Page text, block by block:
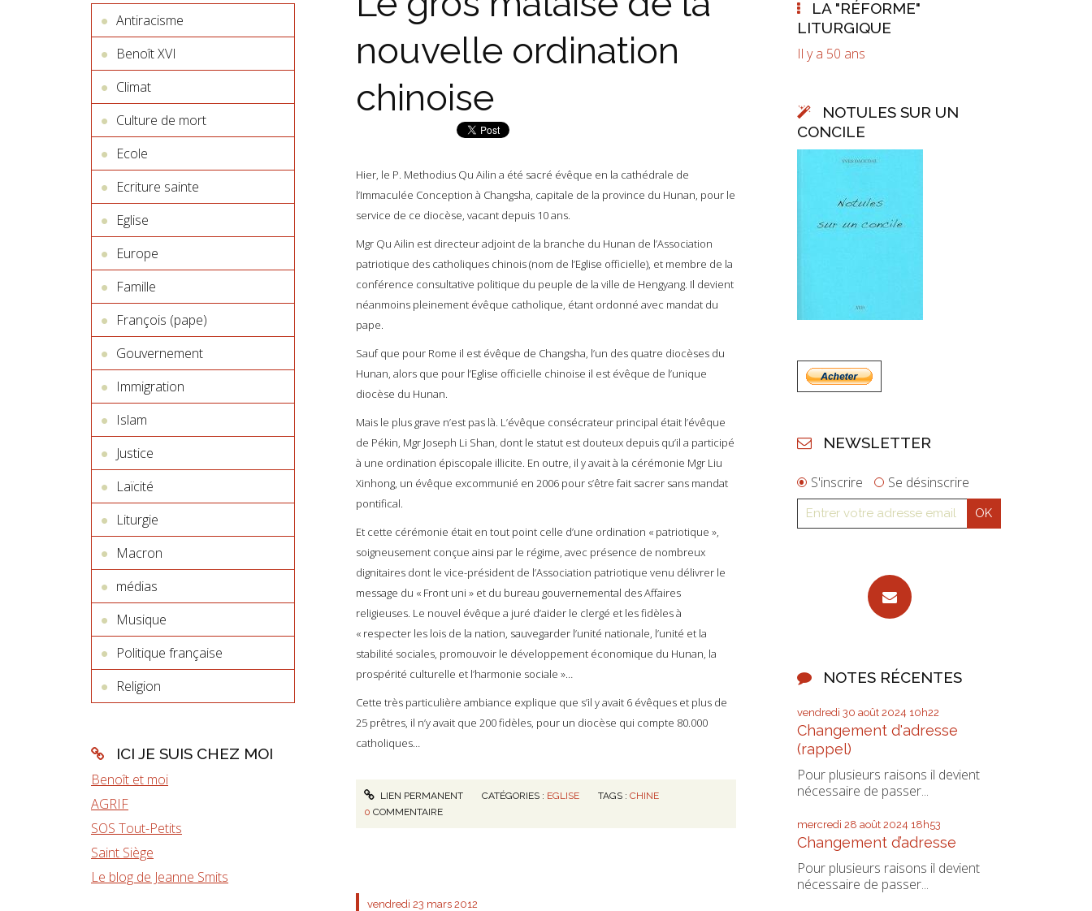
Antiracisme
Benoît XVI
Climat
Culture de mort
Ecole
Ecriture sainte
Eglise
Europe
Famille
François (pape)
Gouvernement
Immigration
Islam
Justice
Laïcité
Liturgie
Macron
médias
Musique
Politique française
Religion
ICI JE SUIS CHEZ MOI
Benoît et moi
AGRIF
SOS Tout-Petits
Saint Siège
Le blog de Jeanne Smits
nouvelle ordination
chinoise
Hier, le P. Methodius Qu Ailin a été sacré évêque en la cathédrale de
l’Immaculée Conception à Changsha, capitale de la province du Hunan, pour le
service de ce diocèse, vacant depuis 10 ans.
Mgr Qu Ailin est directeur adjoint de la branche du Hunan de l’Association
patriotique des catholiques chinois (nom de l’Eglise officielle), et membre de la
conférence consultative politique du peuple de la ville de Hengyang. Il devient
néanmoins pleinement évêque catholique, étant ordonné avec mandat du
pape.
Sauf que pour Rome il est évêque de Changsha, l’un des quatre diocèses du
Hunan, alors que pour l’Eglise officielle chinoise il est évêque de l’unique
diocèse du Hunan.
Mais le plus grave n’est pas là. L’évêque consécrateur principal était l’évêque
de Pékin, Mgr Joseph Li Shan, dont le statut est douteux depuis qu’il a participé
à une ordination épiscopale illicite. En outre, il y avait à la cérémonie Mgr Liu
Xinhong, un évêque excommunié en 2006 pour s’être fait sacrer sans mandat
pontifical.
Et cette cérémonie était en tout point celle d’une ordination « patriotique »,
soigneusement conçue ainsi par le régime, avec présence de nombreux
dignitaires dont le vice-président de l’Association patriotique venu délivrer le
message du « Front uni » et du bureau gouvernemental des Affaires
religieuses. Le nouvel évêque a juré d’aider le clergé et les fidèles à
« respecter les lois de la nation, sauvegarder l’unité nationale, l’unité et la
stabilité sociales, promouvoir le développement économique du Hunan, la
prospérité culturelle et l’harmonie sociale »…
Cette très particulière ambiance explique que s’il y avait 6 évêques et plus de
25 prêtres, il n’y avait que 200 fidèles, pour un diocèse qui compte 80.000
catholiques…
LIEN PERMANENT CATÉGORIES : EGLISE TAGS :CHINE
0 COMMENTAIRE
vendredi 23 mars 2012
LA "RÉFORME"
LITURGIQUE
Il y a 50 ans
NOTULES SUR UN
CONCILE
NEWSLETTER
S'inscrire Se désinscrire
NOTES RÉCENTES
vendredi 30 août 2024 10h22
Changement d'adresse
(rappel)
Pour plusieurs raisons il devient
nécessaire de passer...
mercredi 28 août 2024 18h53
Changement d’adresse
Pour plusieurs raisons il devient
nécessaire de passer...